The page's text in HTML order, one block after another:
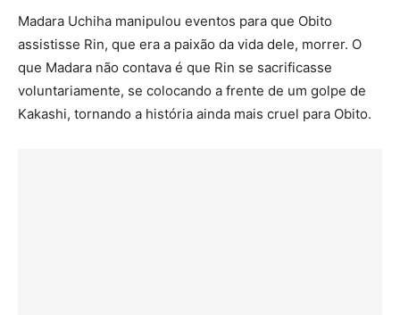
Madara Uchiha manipulou eventos para que Obito
assistisse Rin, que era a paixão da vida dele, morrer. O
que Madara não contava é que Rin se sacrificasse
voluntariamente, se colocando a frente de um golpe de
Kakashi, tornando a história ainda mais cruel para Obito.